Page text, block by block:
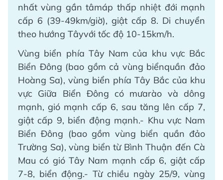
nhất vùng gần tâmáp thấp nhiệt đới mạnh
cấp 6 (39-49km/giờ), giật cấp 8. Di chuyển
theo hướng Tâyvới tốc độ 10-15km/h.
Vùng biển phía Tây Nam của khu vực Bắc
Biển Đông (bao gồm cả vùng biểnquần đảo
Hoàng Sa), vùng biển phía Tây Bắc của khu
vực Giữa Biển Đông có mưarào và dông
mạnh, gió mạnh cấp 6, sau tăng lên cấp 7,
giật cấp 9, biển động mạnh.- Khu vực Nam
Biển Đông (bao gồm vùng biển quần đảo
Trường Sa), vùng biển từ Bình Thuận đến Cà
Mau có gió Tây Nam mạnh cấp 6, giật cấp
7-8, biển động.- Từ chiều ngày 25/9, vùng